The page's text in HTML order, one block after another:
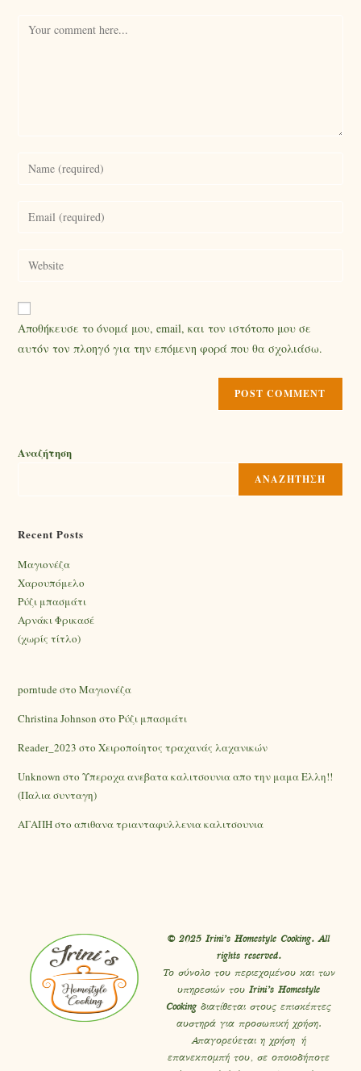
Αποθήκευσε το όνομά μου, email, και τον ιστότοπο μου σε
αυτόν τον πλοηγό για την επόμενη φορά που θα σχολιάσω.
Αναζήτηση
ΑΝΑΖΉΤΗΣΗ
Recent Posts
Mαγιονέζα
Χαρουπόμελο
Ρύζι μπασμάτι
Αρνάκι Φρικασέ
(χωρίς τίτλο)
porntudeστοMαγιονέζα
Christina Johnson στοΡύζι μπασμάτι
Reader_2023 στοΧειροποίητος τραχανάς λαχανικών
Unknown στοΥπεροχα ανεβατα καλιτσουνια απο την μαμα Ελλη!!
(Παλια συνταγη)
ΑΓΑΠΗστοαπιθανα τριανταφυλλενια καλιτσουνια
© 2025 Irini’s Homestyle Cooking. All
rights reserved.
Το σύνολο του περιεχομένου και των
υπηρεσιών τουIrini’s Homestyle
Cookingδιατίθεται στους επισκέπτες
αυστηρά για προσωπική χρήση.
Απαγορεύεται η χρήση ή
επανεκπομπή του, σε οποιοδήποτε